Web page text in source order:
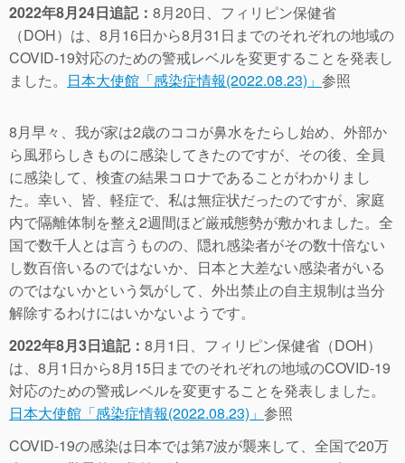
2022年8月24日追記： 8月20日、フィリピン保健省
（DOH）は、8月16日から8月31日までのそれぞれの地域の
COVID-19対応のための警戒レベルを変更することを発表し
ました。 日本大使館「感染症情報(2022.08.23)」 参照
8月早々、我が家は2歳のココが鼻水をたらし始め、外部か
ら風邪らしきものに感染してきたのですが、その後、全員
に感染して、検査の結果コロナであることがわかりまし
た。幸い、皆、軽症で、私は無症状だったのですが、家庭
内で隔離体制を整え2週間ほど厳戒態勢が敷かれました。全
国で数千人とは言うものの、隠れ感染者がその数十倍ない
し数百倍いるのではないか、日本と大差ない感染者がいる
のではないかという気がして、外出禁止の自主規制は当分
解除するわけにはいかないようです。
2022年8月3日追記： 8月1日、フィリピン保健省（DOH）
は、8月1日から8月15日までのそれぞれの地域のCOVID-19
対応のための警戒レベルを変更することを発表しました。
日本大使館「感染症情報(2022.08.23)」 参照
COVID-19の感染は日本では第7波が襲来して、全国で20万